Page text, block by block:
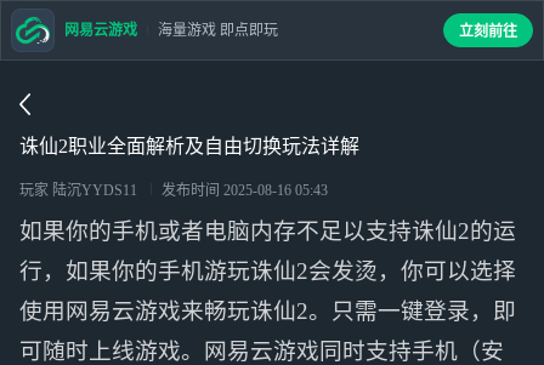
诛仙2职业全面解析及自由切换玩法详解
玩家 陆沉YYDS11 发布时间 2025-08-16 05:43
如果你的手机或者电脑内存不足以支持诛仙2的运
行，如果你的手机游玩诛仙2会发烫，你可以选择
使用网易云游戏来畅玩诛仙2。只需一键登录，即
可随时上线游戏。网易云游戏同时支持手机（安
网易云游戏 海量游戏 即点即玩 立刻前往